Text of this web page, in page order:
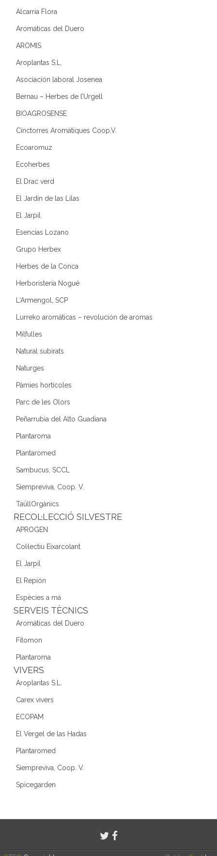
Alcarria Flora
Aromáticas del Duero
AROMIS
Aroplantas S.L.
Asociación laboral Josenea
Bernau – Herbes de l’Urgell
BIOAGROSENSE
Cinctorres Aromàtiques Coop.V.
Ecoaromuz
Ecoherbes
El Drac verd
El Jardín de las Lilas
El Jarpil
Esencias Lozano
Grupo Herbex
Herbes de la Conca
Herboristeria Nogué
L'Armengol, SCP
Lurreko aromáticas – revolución de aromas
Milfulles
Natural subirats
Naturges
Pàmies hortícoles
Parc de les Olors
Peñarrubia del Alto Guadiana
Plantaroma
Plantaromed
Sambucus, SCCL
Siempreviva, Coop. V.
TaüllOrgànics
RECOL·LECCIÓ SILVESTRE
APROGEN
Col·lectiu Eixarcolant
El Jarpil
El Repión
Espècies a mà
SERVEIS TÈCNICS
Aromáticas del Duero
Fitomon
Plantaroma
VIVERS
Aroplantas S.L.
Carex vivers
ECOPAM
El Vergel de las Hadas
Plantaromed
Siempreviva, Coop. V.
Spicegarden